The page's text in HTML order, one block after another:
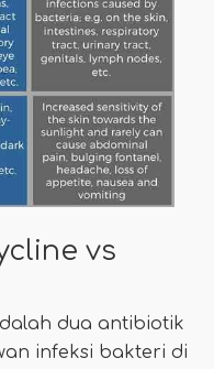
vs
dua antibiotik
infeksi bakteri di